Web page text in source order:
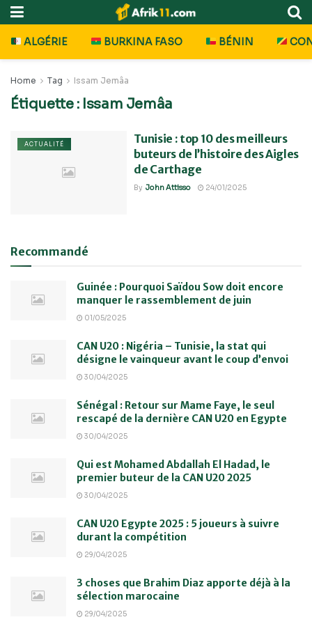
ALGÉRIE BURKINA FASO BÉNIN
Home Tag Issam Jemâa
Étiquette : Issam Jemâa
ACTUALITÉ
Tunisie : top 10 des meilleurs
buteurs de l’histoire des Aigles
de Carthage
By John Attisso 24/01/2025
Recommandé
Guinée : Pourquoi Saïdou Sow doit encore
manquer le rassemblement de juin
01/05/2025
CAN U20 : Nigéria – Tunisie, la stat qui
désigne le vainqueur avant le coup d’envoi
30/04/2025
Sénégal : Retour sur Mame Faye, le seul
rescapé de la dernière CAN U20 en Egypte
30/04/2025
Qui est Mohamed Abdallah El Hadad, le
premier buteur de la CAN U20 2025
30/04/2025
CAN U20 Egypte 2025 : 5 joueurs à suivre
durant la compétition
29/04/2025
3 choses que Brahim Diaz apporte déjà à la
sélection marocaine
29/04/2025